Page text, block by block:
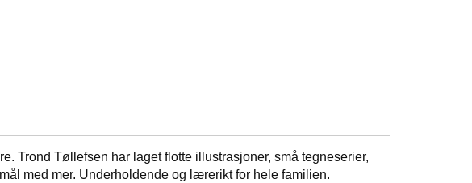
Trond Tøllefsen har laget flotte illustrasjoner, små tegneserier,
med mer. Underholdende og lærerikt for hele familien.